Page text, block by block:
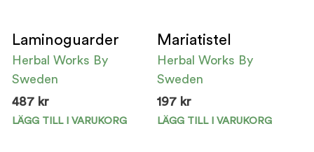
Laminoguarder
Herbal Works By
Sweden
487 kr
LÄGG TILL I VARUKORG
Mariatistel
Herbal Works By
Sweden
197 kr
LÄGG TILL I VARUKORG